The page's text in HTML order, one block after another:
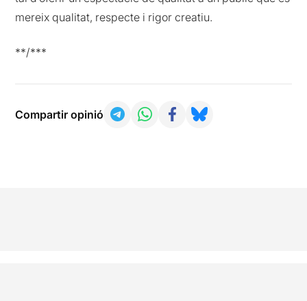
mereix qualitat, respecte i rigor creatiu.
**/***
Compartir opinió